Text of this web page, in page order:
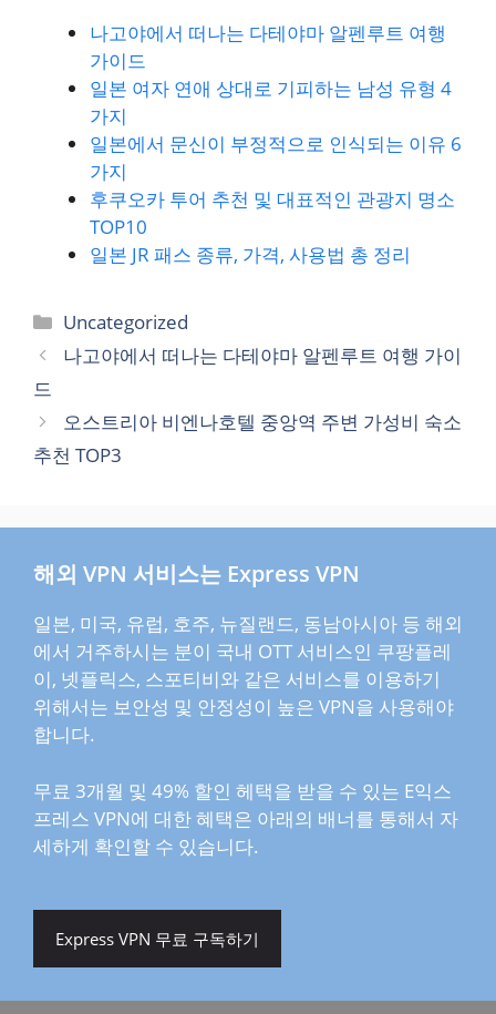
나고야에서 떠나는 다테야마 알펜루트 여행
가이드
일본 여자 연애 상대로 기피하는 남성 유형 4
가지
일본에서 문신이 부정적으로 인식되는 이유 6
가지
후쿠오카 투어 추천 및 대표적인 관광지 명소
TOP10
일본 JR 패스 종류, 가격, 사용법 총 정리
카
테
고
Uncategorized
나고야에서 떠나는 다테야마 알펜루트 여행 가이
드
오스트리아 비엔나호텔 중앙역 주변 가성비 숙소
추천 TOP3
해외 VPN 서비스는 Express VPN
일본, 미국, 유럽, 호주, 뉴질랜드, 동남아시아 등 해외
에서 거주하시는 분이 국내 OTT 서비스인 쿠팡플레
이, 넷플릭스, 스포티비와 같은 서비스를 이용하기
위해서는 보안성 및 안정성이 높은 VPN을 사용해야
합니다.
무료 3개월 및 49% 할인 헤택을 받을 수 있는 E익스
프레스 VPN에 대한 혜택은 아래의 배너를 통해서 자
세하게 확인할 수 있습니다.
Express VPN 무료 구독하기